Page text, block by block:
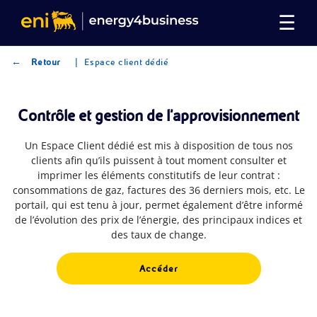
☰
← Retour | Espace client dédié
Contrôle et gestion de l’approvisionnement
Un Espace Client dédié est mis à disposition de tous nos
clients afin qu’ils puissent à tout moment consulter et
imprimer les éléments constitutifs de leur contrat :
consommations de gaz, factures des 36 derniers mois, etc. Le
portail, qui est tenu à jour, permet également d’être informé
de l’évolution des prix de l’énergie, des principaux indices et
des taux de change.
Accéder